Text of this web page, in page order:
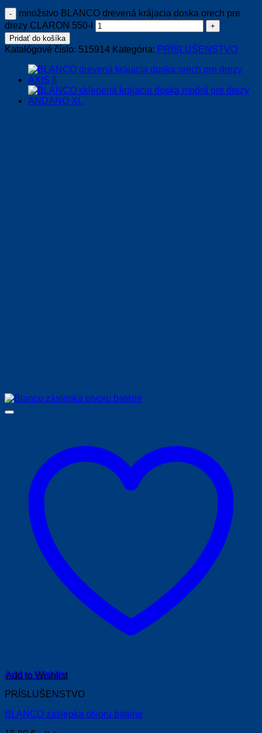
množstvo BLANCO drevená krájacia doska orech pre
drezy CLARON 550-I
Pridať do košíka
Katalógové číslo: 515914 Kategória: PRÍSLUŠENSTVO
Add to Wishlist
PRÍSLUŠENSTVO
BLANCO záslepka otvoru batérie